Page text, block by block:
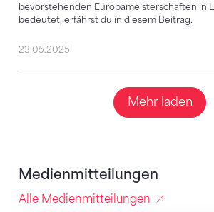
bevorstehenden Europameisterschaften in
bedeutet, erfährst du in diesem Beitrag.
23.05.2025
Mehr laden
Medienmitteilungen
Alle Medienmitteilungen